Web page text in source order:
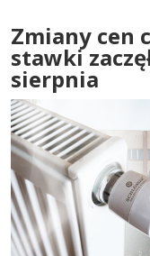
Zmiany cen
stawki
sierpnia